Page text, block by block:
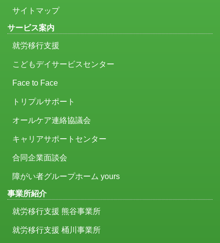
サイトマップ
サービス案内
就労移行支援
こどもデイサービスセンター
Face to Face
トリプルサポート
オールケア連絡協議会
キャリアサポートセンター
合同企業面談会
障がい者グループホーム yours
事業所紹介
就労移行支援 熊谷事業所
就労移行支援 桶川事業所